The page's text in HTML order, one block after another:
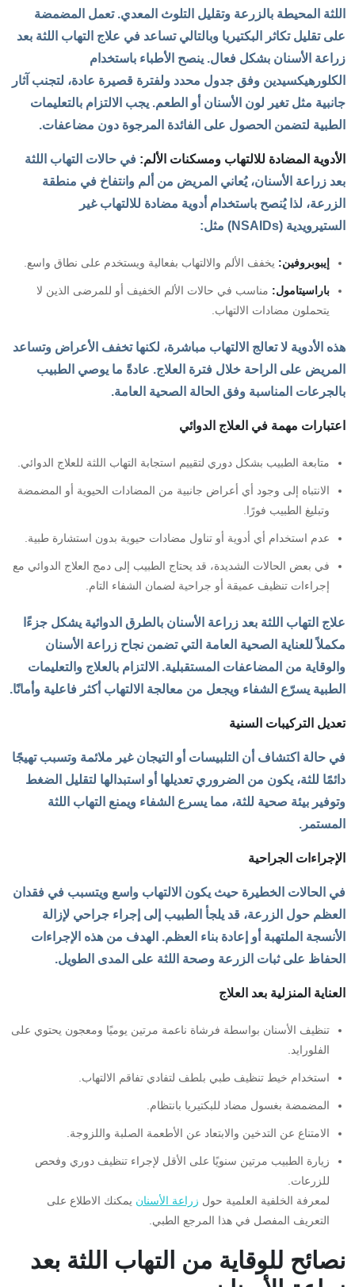
اللثة المحيطة بالزرعة وتقليل التلوث المعدي. تعمل المضمضة
على تقليل تكاثر البكتيريا وبالتالي تساعد في علاج التهاب اللثة بعد
زراعة الأسنان بشكل فعال. ينصح الأطباء باستخدام
الكلورهيكسيدين وفق جدول محدد ولفترة قصيرة عادة، لتجنب آثار
جانبية مثل تغير لون الأسنان أو الطعم. يجب الالتزام بالتعليمات
الطبية لتضمن الحصول على الفائدة المرجوة دون مضاعفات.
الأدوية المضادة للالتهاب ومسكنات الألم: في حالات التهاب اللثة
بعد زراعة الأسنان، يُعاني المريض من ألم وانتفاخ في منطقة
الزرعة، لذا يُنصح باستخدام أدوية مضادة للالتهاب غير
الستيرويدية (NSAIDs) مثل:
إيبوبروفين: يخفف الألم والالتهاب بفعالية ويستخدم على نطاق واسع.
باراسيتامول: مناسب في حالات الألم الخفيف أو للمرضى الذين لا
يتحملون مضادات الالتهاب.
هذه الأدوية لا تعالج الالتهاب مباشرة، لكنها تخفف الأعراض وتساعد
المريض على الراحة خلال فترة العلاج. عادةً ما يوصي الطبيب
بالجرعات المناسبة وفق الحالة الصحية العامة.
اعتبارات مهمة في العلاج الدوائي
متابعة الطبيب بشكل دوري لتقييم استجابة التهاب اللثة للعلاج الدوائي.
الانتباه إلى وجود أي أعراض جانبية من المضادات الحيوية أو المضمضة
وتبليغ الطبيب فورًا.
عدم استخدام أي أدوية أو تناول مضادات حيوية بدون استشارة طبية.
في بعض الحالات الشديدة، قد يحتاج الطبيب إلى دمج العلاج الدوائي مع
إجراءات تنظيف عميقة أو جراحية لضمان الشفاء التام.
علاج التهاب اللثة بعد زراعة الأسنان بالطرق الدوائية يشكل جزءًا
مكملاً للعناية الصحية العامة التي تضمن نجاح زراعة الأسنان
والوقاية من المضاعفات المستقبلية. الالتزام بالعلاج والتعليمات
الطبية يسرّع الشفاء ويجعل من معالجة الالتهاب أكثر فاعلية وأمانًا.
تعديل التركيبات السنية
في حالة اكتشاف أن التلبيسات أو التيجان غير ملائمة وتسبب تهيجًا
دائمًا للثة، يكون من الضروري تعديلها أو استبدالها لتقليل الضغط
وتوفير بيئة صحية للثة، مما يسرع الشفاء ويمنع التهاب اللثة
المستمر.
الإجراءات الجراحية
في الحالات الخطيرة حيث يكون الالتهاب واسع ويتسبب في فقدان
العظم حول الزرعة، قد يلجأ الطبيب إلى إجراء جراحي لإزالة
الأنسجة الملتهبة أو إعادة بناء العظم. الهدف من هذه الإجراءات
الحفاظ على ثبات الزرعة وصحة اللثة على المدى الطويل.
العناية المنزلية بعد العلاج
تنظيف الأسنان بواسطة فرشاة ناعمة مرتين يوميًا ومعجون يحتوي على
الفلورايد.
استخدام خيط تنظيف طبي بلطف لتفادي تفاقم الالتهاب.
المضمضة بغسول مضاد للبكتيريا بانتظام.
الامتناع عن التدخين والابتعاد عن الأطعمة الصلبة واللزوجة.
زيارة الطبيب مرتين سنويًا على الأقل لإجراء تنظيف دوري وفحص
للزرعات.
لمعرفة الخلفية العلمية حول زراعة الأسنان يمكنك الاطلاع على
التعريف المفصل في هذا المرجع الطبي.
نصائح للوقاية من التهاب اللثة بعد